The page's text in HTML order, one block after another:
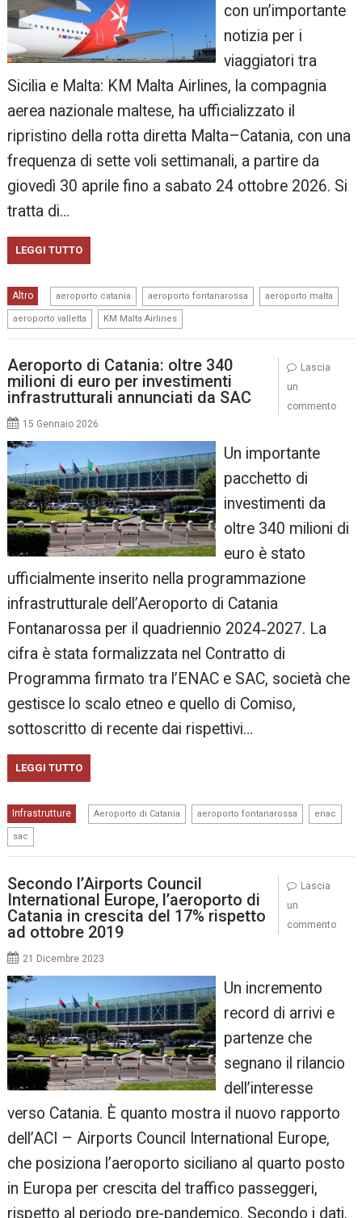
con un’importante
notizia per i
viaggiatori tra
Sicilia e Malta: KM Malta Airlines, la compagnia
aerea nazionale maltese, ha ufficializzato il
ripristino della rotta diretta Malta–Catania, con una
frequenza di sette voli settimanali, a partire da
giovedì 30 aprile fino a sabato 24 ottobre 2026. Si
tratta di…
LEGGI TUTTO
Altro aeroporto catania aeroporto fontanarossa aeroporto malta
aeroporto valletta KM Malta Airlines
Aeroporto di Catania: oltre 340
milioni di euro per investimenti
infrastrutturali annunciati da SAC
15 Gennaio 2026
Un importante
pacchetto di
investimenti da
oltre 340 milioni di
euro è stato
ufficialmente inserito nella programmazione
infrastrutturale dell’Aeroporto di Catania
Fontanarossa per il quadriennio 2024‑2027. La
cifra è stata formalizzata nel Contratto di
Programma firmato tra l’ENAC e SAC, società che
gestisce lo scalo etneo e quello di Comiso,
sottoscritto di recente dai rispettivi…
LEGGI TUTTO
Infrastrutture Aeroporto di Catania aeroporto fontanarossa enac
sac
Lascia
un
commento
Secondo l’Airports Council
International Europe, l’aeroporto di
Catania in crescita del 17% rispetto
ad ottobre 2019
21 Dicembre 2023
Un incremento
record di arrivi e
partenze che
segnano il rilancio
dell’interesse
verso Catania. È quanto mostra il nuovo rapporto
dell’ACI – Airports Council International Europe,
che posiziona l’aeroporto siciliano al quarto posto
in Europa per crescita del traffico passeggeri,
rispetto al periodo pre-pandemico. Secondo i dati,
Lascia
un
commento